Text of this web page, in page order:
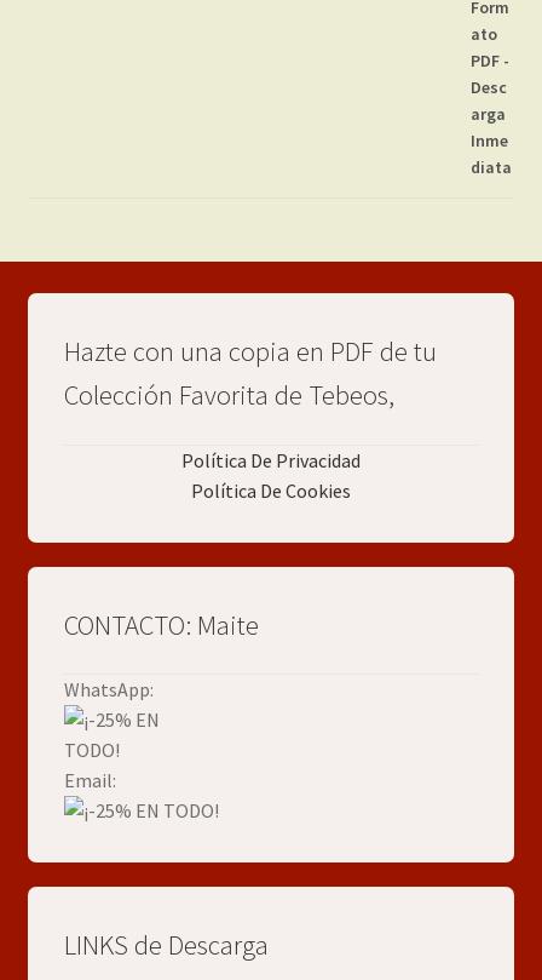
Hazte con una copia en PDF de tu
Colección Favorita de Tebeos,
Política De Privacidad
Política De Cookies
CONTACTO: Maite
WhatsApp:
Email:
LINKS de Descarga